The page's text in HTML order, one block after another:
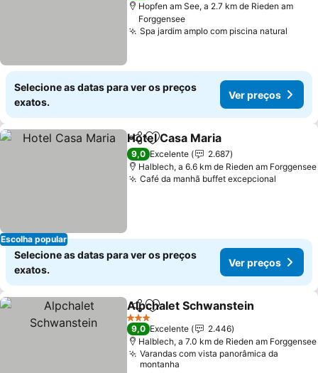
Hopfen am See, a 2.7 km de Rieden am
Forggensee
Spa jardim amplo com piscina natural
Selecione as datas para ver os preços
exatos.
Ver preços
Escolha popular
PartilharAdicionar aos favoritos
Hotel Casa Maria
9,0 Excelente
2.687
Halblech, a 6.6 km de Rieden am Forggensee
Café da manhã buffet excepcional
Selecione as datas para ver os preços
exatos.
Ver preços
PartilharAdicionar aos favoritos
Alpchalet Schwanstein
3 Estrelas
9,0 Excelente
2.446
Halblech, a 7.0 km de Rieden am Forggensee
Varandas com vista panorâmica da
montanha